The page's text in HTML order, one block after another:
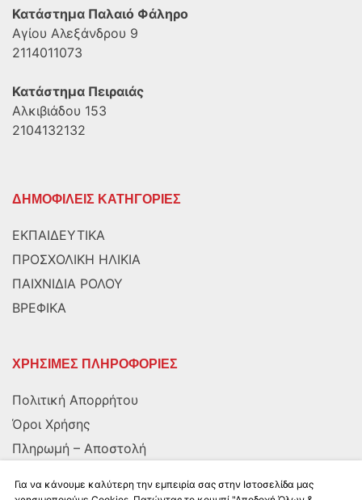
Κατάστημα Παλαιό Φάληρο
Αγίου Αλεξάνδρου 9
2114011073
Κατάστημα Πειραιάς
Αλκιβιάδου 153
2104132132
ΔΗΜΟΦΙΛΕΙΣ ΚΑΤΗΓΟΡΙΕΣ
ΕΚΠΑΙΔΕΥΤΙΚΑ
ΠΡΟΣΧΟΛΙΚΗ ΗΛΙΚΙΑ
ΠΑΙΧΝΙΔΙΑ ΡΟΛΟΥ
ΒΡΕΦΙΚΑ
ΧΡΗΣΙΜΕΣ ΠΛΗΡΟΦΟΡΙΕΣ
Πολιτική Απορρήτου
Όροι Χρήσης
Πληρωμή – Αποστολή
Για να κάνουμε καλύτερη την εμπειρία σας στην Ιστοσελίδα μας